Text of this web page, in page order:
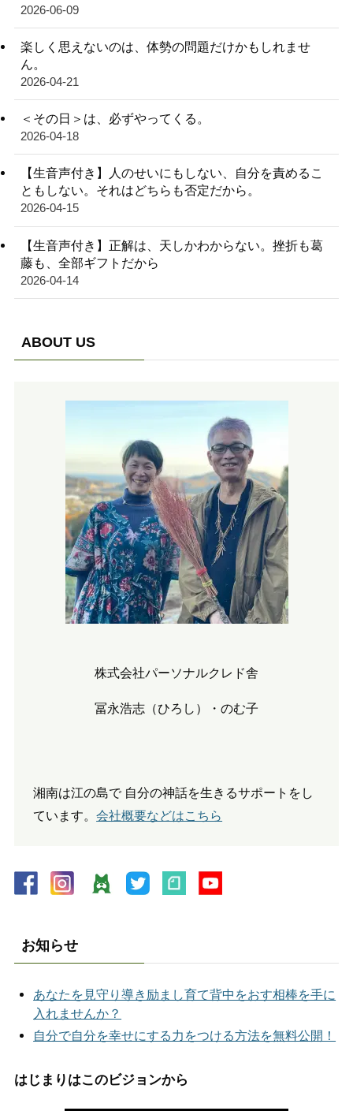
2026-06-09
楽しく思えないのは、体勢の問題だけかもしれませ
ん。
2026-04-21
＜その日＞は、必ずやってくる。
2026-04-18
【生音声付き】人のせいにもしない、自分を責めるこ
ともしない。それはどちらも否定だから。
2026-04-15
【生音声付き】正解は、天しかわからない。挫折も葛
藤も、全部ギフトだから
2026-04-14
ABOUT US
株式会社パーソナルクレド舎
冨永浩志（ひろし）・のむ子
湘南は江の島で 自分の神話を生きるサポートをし
ています。会社概要などはこちら
お知らせ
あなたを見守り導き励まし育て背中をおす相棒を手に
入れませんか？
自分で自分を幸せにする力をつける方法を無料公開！
はじまりはこのビジョンから